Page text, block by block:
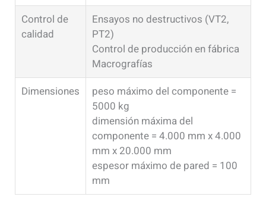
Control de
calidad
Ensayos no destructivos (VT2,
PT2)
Control de producción en fábrica
Macrografías
Dimensiones
peso máximo del componente =
5000 kg
dimensión máxima del
componente = 4.000 mm x 4.000
mm x 20.000 mm
espesor máximo de pared = 100
mm